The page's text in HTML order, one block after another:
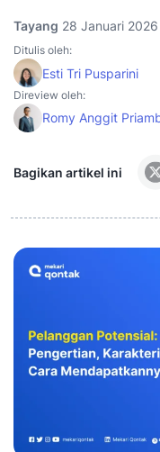
Tayang 28 Januari 2026
Ditulis oleh:
Esti Tri Pusparini
Direview oleh:
Romy Anggit
Bagikan artikel ini